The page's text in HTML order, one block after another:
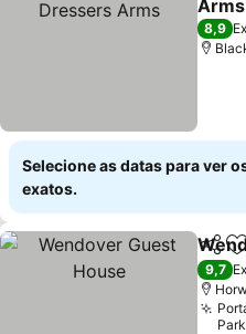
Arms
Ver
8,9
Selecione as datas para ver
exatos.
9,7
Park